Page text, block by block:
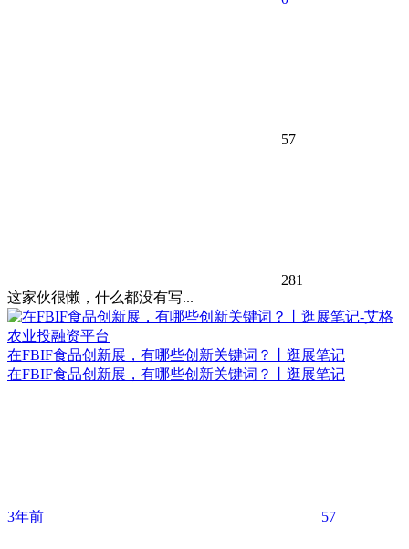
57
281
这家伙很懒，什么都没有写...
在FBIF食品创新展，有哪些创新关键词？丨逛展笔记
在FBIF食品创新展，有哪些创新关键词？丨逛展笔记
3年前 57